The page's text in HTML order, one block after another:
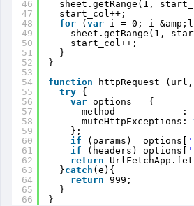
46
47
48
49
50
51
52
53
54
55
56
57
58
59
60
61
62
63
64
65
66
sheet.getRange(1,
start_col++;
for
(var i = 0; i
sheet.getRange(1,
start_col++;
}
}
function
httpRequest (url,
try {
var options = {
method
muteHttpExceptions:
};
if
(params)  options[
if
(headers) options[
return
}catch (e){
return
999;
}
}